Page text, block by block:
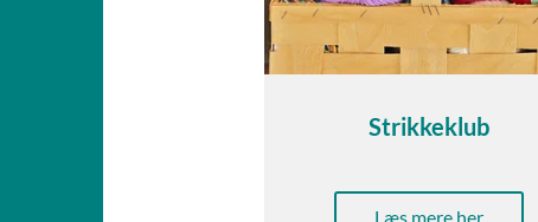
Strikkeklub
Læs mere her